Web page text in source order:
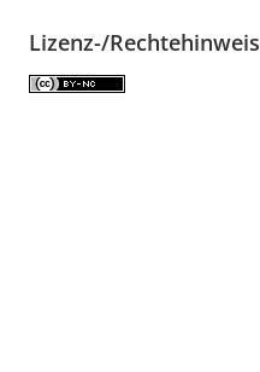
Lizenz-/Rechtehinweis